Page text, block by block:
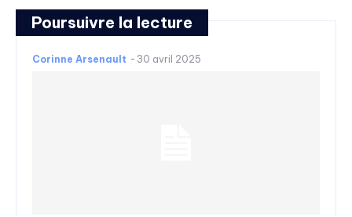
Poursuivre la lecture
Corinne Arsenault - 30 avril 2025